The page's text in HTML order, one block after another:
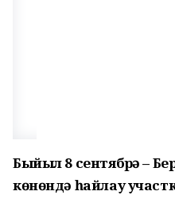
Быйыл 8 сентябрҙә –
көнөндә һайлау